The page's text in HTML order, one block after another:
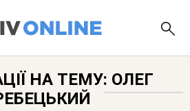
НА ТЕМУ: ОЛЕГ